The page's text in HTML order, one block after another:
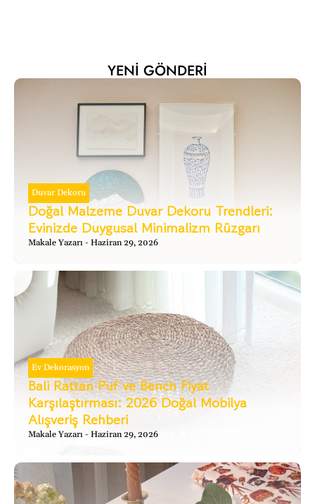
YENI GÖNDERI
Duvar Dekoru
Doğal Malzeme Duvar Dekoru Trendleri:
Evinizde Duygusal Minimalizm Rüzgarı
Makale Yazarı Haziran 29, 2026
Ev Dekorasyon
Bali Rattan Puf ve Bench Fiyat
Karşılaştırması: 2026 Doğal Mobilya
Alışveriş Rehberi
Makale Yazarı Haziran 29, 2026